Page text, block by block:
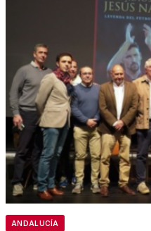
ANDALUCÍA